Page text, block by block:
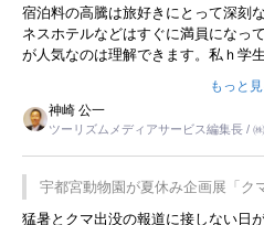
宿泊料の高騰は旅好きにとって深刻
ネスホテルなどはすぐに満員になっ
が人気なのは理解できます。私ｈ学
をした時は、移動はグレイハウンド
用してホテル代を浮かせていました
す。若い人が夜行バスで京都に行っ
が残らないのかなと思ってしまいます
もっと
神崎 公一
ツーリズムメディアサービス編集長 /
宇都宮動物園が夏休み企画展「ク
開催
猛暑とクマ出没の報道に接しない日